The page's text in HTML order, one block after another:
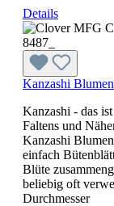
Details
Kanzashi
Kanzashi - das
Faltens und
Kanzashi
einfach
Blüte
beliebig oft
Durchmesser